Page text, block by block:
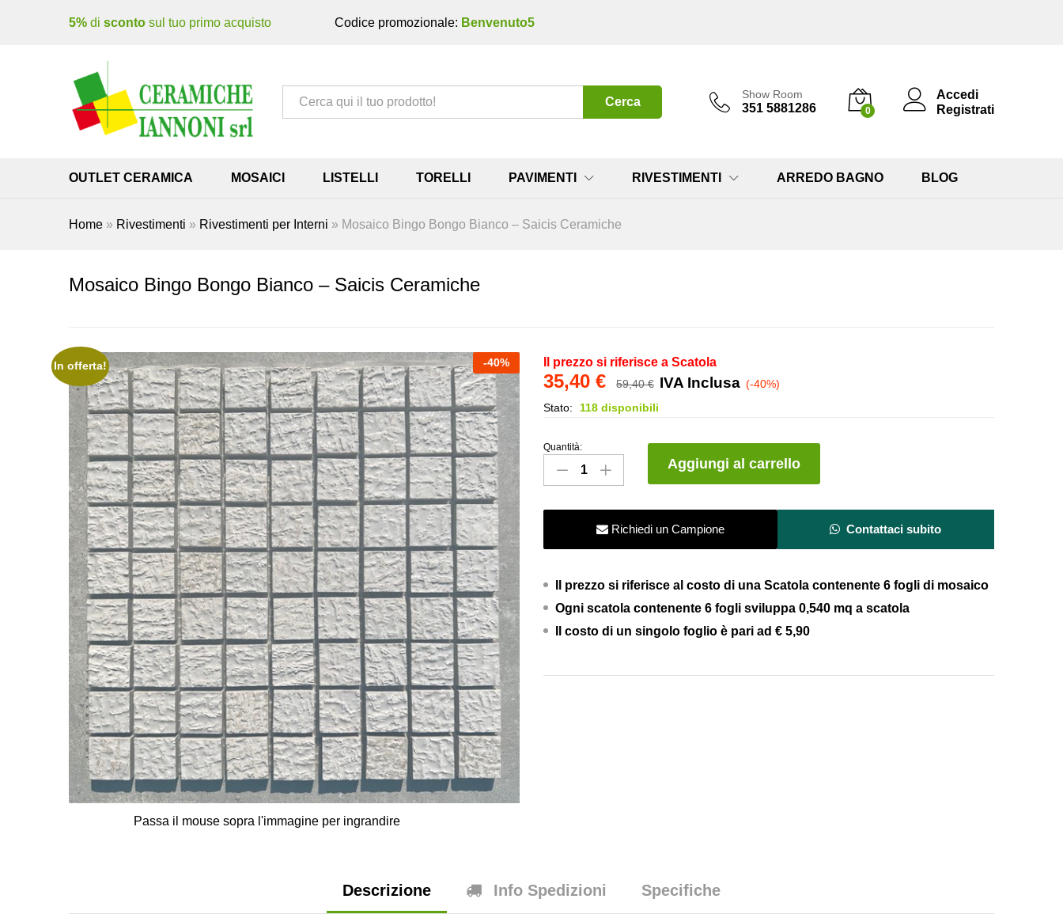
5% di sconto sul tuo primo acquisto Codice promozionale: Benvenuto5
Tutto Cerca
Show Room
351 5881286 0
Accedi
Registrati
OUTLET CERAMICA MOSAICI LISTELLI TORELLI PAVIMENTI RIVESTIMENTI ARREDO BAGNO BLOG
Home » Rivestimenti » Rivestimenti per Interni » Mosaico Bingo Bongo Bianco – Saicis Ceramiche
Mosaico Bingo Bongo Bianco – Saicis Ceramiche
In offerta! -40%
Passa il mouse sopra l'immagine per ingrandire
Il prezzo si riferisce a Scatola
35,40 € 59,40€ IVA Inclusa (-40%)
Stato:
118 disponibili
Mosaico
Bingo
Bianco
Saicis
quantity
Quantità:
Aggiungi al carrello
e
n
t
i
Richiedi un Campione Contattaci subito
Il prezzo si riferisce al costo di una Scatola contenente 6 fogli di mosaico
Ogni scatola contenente 6 fogli sviluppa 0,540 mq a scatola
Il costo di un singolo foglio è pari ad € 5,90
Descrizione Info Spedizioni Specifiche